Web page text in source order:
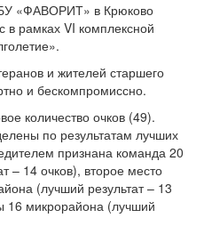
«ФАВОРИТ» в Крюково
в рамках VI комплексной
и жителей старшего
и бескомпромиссно.
количество очков (49).
по результатам лучших
признана команда 20
– 14 очков), второе место
(лучший результат – 13
16 микрорайона (лучший